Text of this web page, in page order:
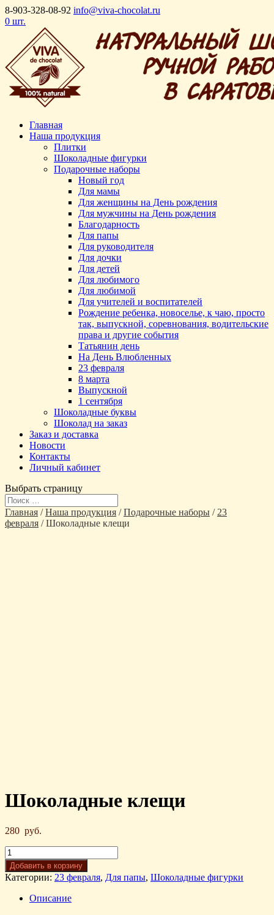
8-903-328-08-92 info@viva-chocolat.ru
0 шт.
Главная
Наша продукция
Плитки
Шоколадные фигурки
Подарочные наборы
Новый год
Для мамы
Для женщины на День рождения
Для мужчины на День рождения
Благодарность
Для папы
Для руководителя
Для дочки
Для детей
Для любимого
Для любимой
Для учителей и воспитателей
Рождение ребенка, новоселье, к чаю, просто
так, выпускной, соревнования, водительские
права и другие события
Татьянин день
На День Влюбленных
23 февраля
8 марта
Выпускной
1 сентября
Шоколадные буквы
Шоколад на заказ
Заказ и доставка
Новости
Контакты
Личный кабинет
Выбрать страницу
Главная /Наша продукция /Подарочные наборы / 23
февраля / Шоколадные клещи
Шоколадные клещи
280 руб.
Добавить в корзину
Категории: 23 февраля, Для папы, Шоколадные фигурки
Описание